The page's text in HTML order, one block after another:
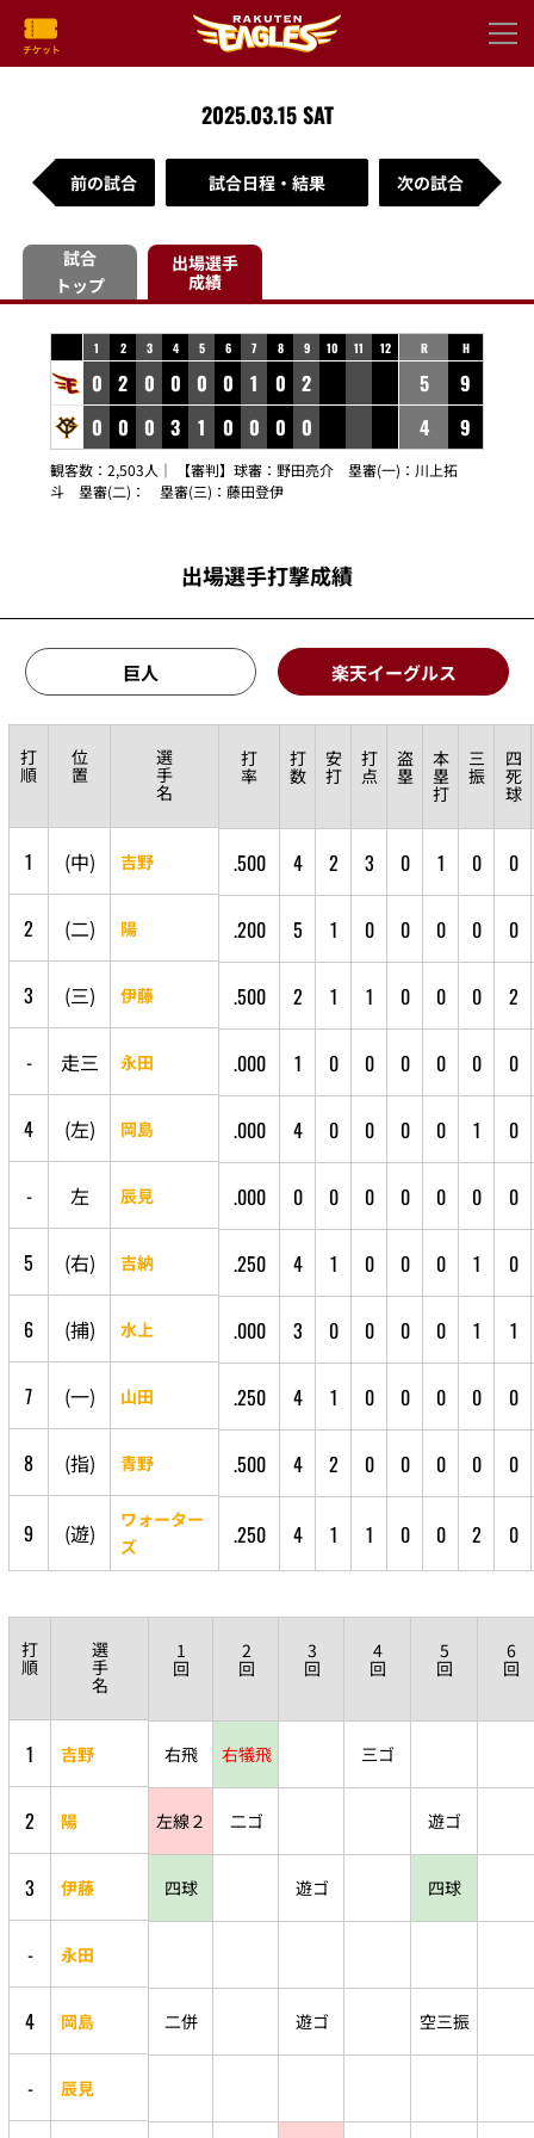
2025.03.15 SAT
前の試合 試合日程・結果 次の試合
試合
トップ
出場選手
成績
1 2 3 4 5 6 7 8 9 10 11 12
0 2 0 0 0 0 1 0 2
0 0 0 3 1 0 0 0 0
R H
5
9
4
9
観客数：2,503人｜ 【審判】球審： 野田亮介 塁審(一)： 川上拓
斗 塁審(二)： 塁審(三)： 藤田登伊
出場選手打撃成績
巨人 楽天イーグルス
打
順
位
置
選
手
名
打
率
打
数
安
打
打
点
盗
塁
本
塁
打
三
振
四
死
球
1 (中) 吉野 .500 4 2 3 0 1 0 0
2 (二) 陽 .200 5 1 0 0 0 0 0
3 (三) 伊藤 .500 2 1 1 0 0 0 2
- 走三 永田 .000 1 0 0 0 0 0 0
4 (左) 岡島 .000 4 0 0 0 0 1 0
- 左 辰見 .000 0 0 0 0 0 0 0
5 (右) 吉納 .250 4 1 0 0 0 1 0
6 (捕) 水上 .000 3 0 0 0 0 1 1
7 (一) 山田 .250 4 1 0 0 0 0 0
8 (指) 青野 .500 4 2 0 0 0 0 0
9 (遊)
ワォーター
ズ
.250 4 1 1 0 0 2 0
打
順
選
手
名
1
回
2
回
3
回
4
回
5
回
6
回
1 吉野 右飛 右犠飛 三ゴ
2 陽 左線２ 二ゴ 遊ゴ
3 伊藤 四球 遊ゴ 四球
- 永田
4 岡島 二併 遊ゴ 空三振
- 辰見